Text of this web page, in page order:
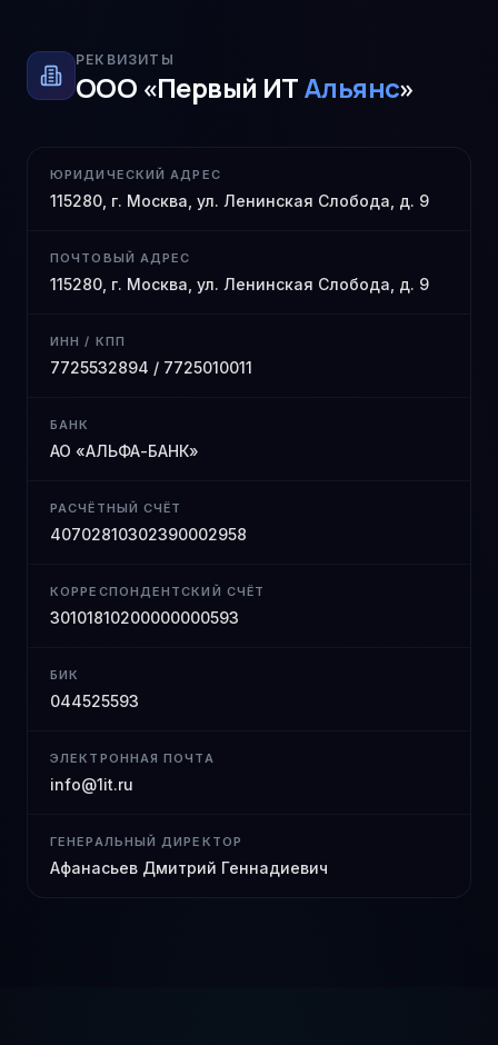
РЕКВИЗИТЫ
ООО «Первый ИТАльянс»
ЮРИДИЧЕСКИЙ АДРЕС
115280, г. Москва, ул. Ленинская Слобода, д. 9
ПОЧТОВЫЙ АДРЕС
115280, г. Москва, ул. Ленинская Слобода, д. 9
ИНН / КПП
7725532894 / 7725010011
БАНК
АО «АЛЬФА-БАНК»
РАСЧЁТНЫЙ СЧЁТ
40702810302390002958
КОРРЕСПОНДЕНТСКИЙ СЧЁТ
30101810200000000593
БИК
044525593
ЭЛЕКТРОННАЯ ПОЧТА
info@1it.ru
ГЕНЕРАЛЬНЫЙ ДИРЕКТОР
Афанасьев Дмитрий Геннадиевич